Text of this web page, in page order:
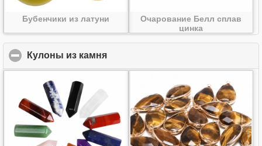
Бубенчики из латуни
Очарование Белл сплав
цинка
Кулоны из камня